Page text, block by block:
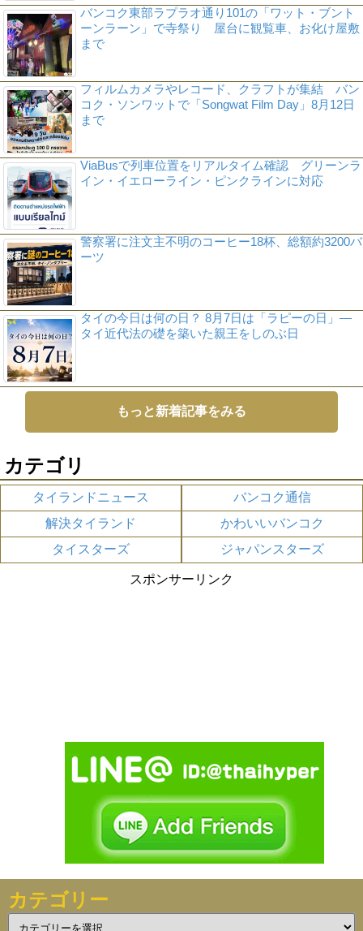
バンコク東部ラプラオ通り101の「ワット・ブント
ーンラーン」で寺祭り 屋台に観覧車、お化け屋敷
まで
フィルムカメラやレコード、クラフトが集結 バン
コク・ソンワットで「Songwat Film Day」8月12日
まで
ViaBusで列車位置をリアルタイム確認 グリーンラ
イン・イエローライン・ピンクラインに対応
警察署に注文主不明のコーヒー18杯、総額約3200バ
ーツ
タイの今日は何の日？ 8月7日は「ラピーの日」―
タイ近代法の礎を築いた親王をしのぶ日
もっと新着記事をみる
カテゴリ
タイランドニュース
バンコク通信
解決タイランド
かわいいバンコク
タイスターズ
ジャパンスターズ
スポンサーリンク
カテゴリー